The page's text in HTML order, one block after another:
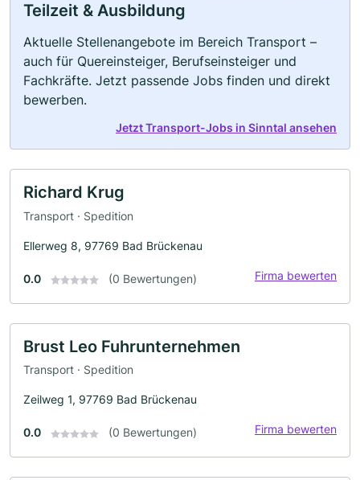
Teilzeit & Ausbildung
Aktuelle Stellenangebote im Bereich Transport –
auch für Quereinsteiger, Berufseinsteiger und
Fachkräfte. Jetzt passende Jobs finden und direkt
bewerben.
Jetzt Transport-Jobs in Sinntal ansehen
Richard Krug
Transport · Spedition
Ellerweg 8, 97769 Bad Brückenau
0.0 (0 Bewertungen) Firma bewerten
Brust Leo Fuhrunternehmen
Transport · Spedition
Zeilweg 1, 97769 Bad Brückenau
0.0 (0 Bewertungen) Firma bewerten